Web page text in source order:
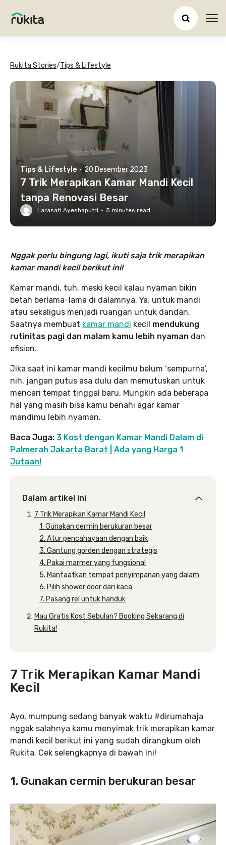
Rukita Stories/Tips & Lifestyle
Tips & Lifestyle · 20 Desember 2023
7 Trik Merapikan Kamar Mandi Kecil
tanpa Renovasi Besar
Larasati Ayeshaputri · 5 minutes read
Nggak perlu bingung lagi, ikuti saja trik merapikan
kamar mandi kecil berikut ini!
Kamar mandi, tuh, meski kecil kalau nyaman bikin
betah berlama-lama di dalamnya. Ya, untuk mandi
atau sekaligus menjadi ruangan untuk dandan.
Saatnya membuat kamar mandi kecil mendukung
rutinitas pagi dan malam kamu lebih nyaman dan
efisien.
Jika saat ini kamar mandi kecilmu belum ‘sempurna’,
nih, jangan putus asa dulu dan memutuskan untuk
mencari tempat tinggal baru. Mungkin ada beberapa
hal yang masih bisa kamu benahi agar kamar
mandimu lebih nyaman.
Baca Juga: 3 Kost dengan Kamar Mandi Dalam di
Palmerah Jakarta Barat | Ada yang Harga 1
Jutaan!
Dalam artikel ini
7 Trik Merapikan Kamar Mandi Kecil
1. Gunakan cermin berukuran besar
2. Atur pencahayaan dengan baik
3. Gantung gorden dengan strategis
4. Pakai marmer yang fungsional
5. Manfaatkan tempat penyimpanan yang dalam
6. Pilih shower door dari kaca
7. Pasang rel untuk handuk
Mau Gratis Kost Sebulan? Booking Sekarang di
Rukita!
7 Trik Merapikan Kamar Mandi
Kecil
Ayo, mumpung sedang banyak waktu #dirumahaja
nggak salahnya kamu menyimak trik merapikan kamar
mandi kecil berikut ini yang sudah dirangkum oleh
Rukita. Cek selengkapnya di bawah ini!
1. Gunakan cermin berukuran besar